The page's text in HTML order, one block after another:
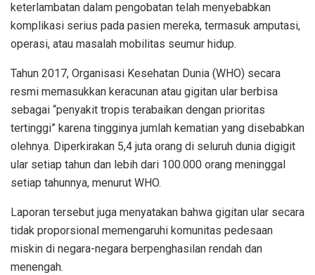
keterlambatan dalam pengobatan telah menyebabkan
komplikasi serius pada pasien mereka, termasuk amputasi,
operasi, atau masalah mobilitas seumur hidup.
Tahun 2017, Organisasi Kesehatan Dunia (WHO) secara
resmi memasukkan keracunan atau gigitan ular berbisa
sebagai “penyakit tropis terabaikan dengan prioritas
tertinggi” karena tingginya jumlah kematian yang disebabkan
olehnya. Diperkirakan 5,4 juta orang di seluruh dunia digigit
ular setiap tahun dan lebih dari 100.000 orang meninggal
setiap tahunnya, menurut WHO.
Laporan tersebut juga menyatakan bahwa gigitan ular secara
tidak proporsional memengaruhi komunitas pedesaan
miskin di negara-negara berpenghasilan rendah dan
menengah.